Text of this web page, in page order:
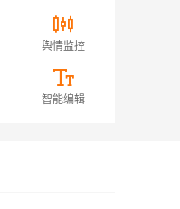
舆情监控
智能编辑